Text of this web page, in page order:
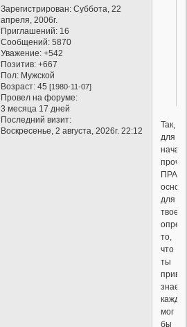
Зарегистрирован: Суббота, 22
апреля, 2006г.
Приглашений: 16
Сообщений: 5870
Уважение: +542
Позитив: +667
Пол: Мужской
Возраст: 45[1980-11-07]
Провел на форуме:
3 месяца 17 дней
Последний визит:
Воскресенье, 2 августа, 2026г. 22:12
Так,
для
для
твое
то,
что
ты
знает
мог
бы